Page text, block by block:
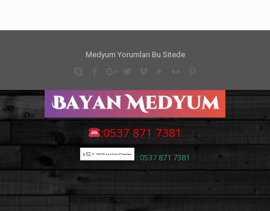
Medyum Yorumları Bu Sitede
:0537 871 7381
: 0537 871 7381